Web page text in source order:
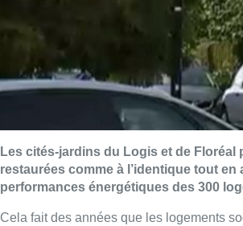
Les cités-jardins du Logis et de Floréal
restaurées comme à l’identique tout en
performances énergétiques des 300
Cela fait des années que les logements